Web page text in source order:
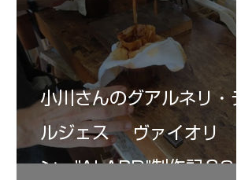
ルで取る。ホワイト状態に戻す。自宅工房で
３０－４０回ニス塗りの手始めとなる・・。
小川さんのグアルネリ・デ
ルジェス ヴァイオリ
ン ”ALARD"制作記３8